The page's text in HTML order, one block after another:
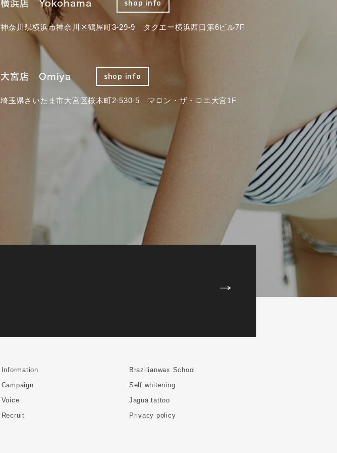
横浜店 Yokohama shop info
神奈川県横浜市神奈川区鶴屋町3-29-9 タクエー横浜西口第6ビル7F
大宮店 Omiya shop info
埼玉県さいたま市大宮区桜木町2-530-5 マロン・ザ・ロエ大宮1F
Information
Campaign
Voice
Recruit
Brazilianwax School
Self whitening
Jagua tattoo
Privacy policy